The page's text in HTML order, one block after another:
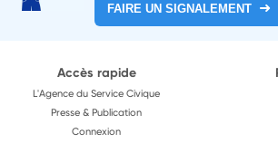
FAIRE UN SIGNALEMENT
Accès rapide
L'Agence du Service Civique
Presse & Publication
Connexion